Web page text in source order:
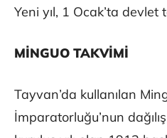
Yeni yıl, 1 Ocak’ta
MİNGUO TAKVİMİ
Tayvan’da kullanılan
İmparatorluğu’nun